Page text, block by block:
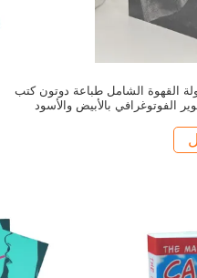
القهوة الشامل طباعة دوتون كتب
الفوتوغرافي بالأبيض والأسود